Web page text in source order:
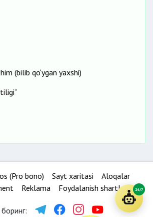
(bilib qo‘ygan yaxshi)
(Pro bono) Sayt xaritasi
Aloqalar
Reklama Foydalanish shartlari 24/7